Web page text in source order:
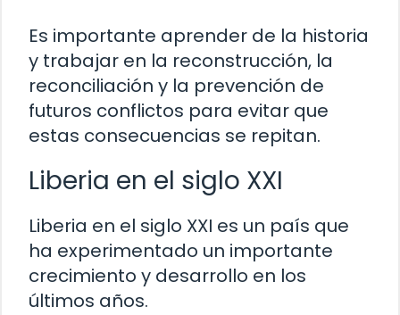
Es importante aprender de la historia
y trabajar en la reconstrucción, la
reconciliación y la prevención de
futuros conflictos para evitar que
estas consecuencias se repitan.
Liberia en el siglo XXI
Liberia en el siglo XXI es un país que
ha experimentado un importante
crecimiento y desarrollo en los
últimos años.